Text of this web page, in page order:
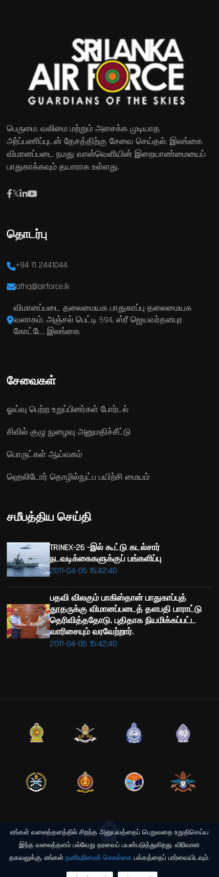
பெருமை, வலிமை மற்றும் அசைக்க முடியாத
அர்ப்பணிப்புடன் தேசத்திற்கு சேவை செய்தல். இலங்கை
விமானப்படை நமது வான்வெளியின் இறையாண்மையைப்
பாதுகாக்கவும் தயாராக உள்ளது.
தொடர்பு
+94 11 2441044
afhq@airforce.lk
விமானப்படை தலைமையக பாதுகாப்பு தலைமையக
வளாகம், அஞ்சல் பெட்டி 594, ஸ்ரீ ஜெயவர்தனபுர
கோட்டே, இலங்கை
சேவைகள்
ஓய்வு பெற்ற உறுப்பினர்கள் போர்டல்
சிவில் குழு நுழைவு அனுமதிச்சீட்டு
பொருட்கள் ஆய்வகம்
ஹெலிடோர் தொழில்நுட்ப பயிற்சி மையம்
சமீபத்திய செய்தி
2011-04-05 15:42:40
TRINEX-26 -இல் கூட்டு கடல்சார்
நடவடிக்கைகளுக்குப் பங்களிப்பு
2011-04-05 15:42:40
பதவி விலகும் பாகிஸ்தான் பாதுகாப்புத்
தூதருக்கு விமானப்படைத் தளபதி பாராட்டு
தெரிவித்ததோடு, புதிதாக நியமிக்கப்பட்ட
வாரிசையும் வரவேற்றார்.
எங்கள் வலைத்தளத்தில் சிறந்த அனுபவத்தைப் பெறுவதை உறுதிசெய்ய
இந்த வலைத்தளம் பல்வேறு தரவைப் பயன்படுத்துகிறது. விரிவான
தகவலுக்கு, எங்கள் தனியுரிமைக் கொள்கை பக்கத்தைப் பார்வையிடவும்.